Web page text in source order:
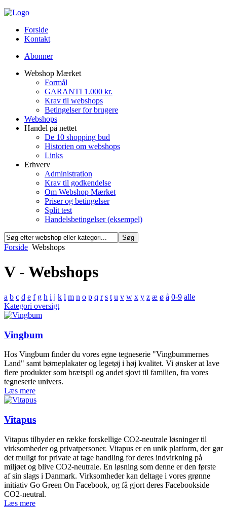
Forside
Kontakt
Abonner
Webshop Mærket
Formål
GARANTI 1.000 kr.
Krav til webshops
Betingelser for brugere
Webshops
Handel på nettet
De 10 shopping bud
Historien om webshops
Links
Erhverv
Administration
Krav til godkendelse
Om Webshop Mærket
Priser og betingelser
Split test
Handelsbetingelser (eksempel)
Forside Webshops
V - Webshops
a b c d e f g h i j k l m n o p q r s t u v w x y z æ ø å 0-9 alle
Kategori oversigt
Vingbum
Hos Vingbum finder du vores egne tegneserie "Vingbummernes
Land" samt børneplakater og legetøj i høj kvalitet. Vi ønsker at lave
flere produkter som brætspil og andet sjovt til familien, fra vores
tegneserie univers.
Læs mere
Vitapus
Vitapus tilbyder en række forskellige CO2-neutrale løsninger til
virksomheder og privatpersoner. Vitapus er en unik platform, der gør
det muligt for private at tage handling for deres indvirkning på
miljøet og blive CO2-neutrale. En løsning som denne er den første
af sin slags i Danmark. Virksomheder kan deltage i vores grønne
initiativ Go Green On Facebook, og få gjort deres Facebookside
CO2-neutral.
Læs mere